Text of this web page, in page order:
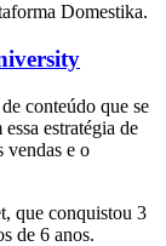
Domestika.
conteúdo que se
estratégia de
vendas e o
que conquistou 3
de 6 anos.